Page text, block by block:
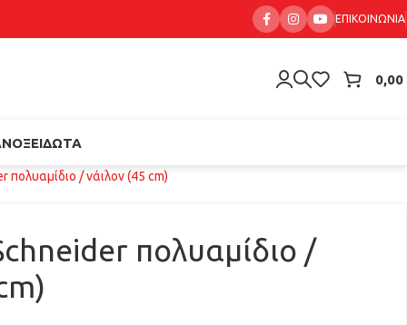
ΕΠΙΚΟΙΝΩΝΊΑ
0,00
/ νάιλον (45 cm)
πολυαμίδιο /